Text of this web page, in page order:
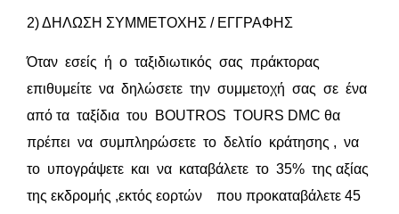
2) ΔΗΛΩΣΗ ΣΥΜΜΕΤΟΧΗΣ / ΕΓΓΡΑΦΗΣ
Όταν εσείς ή ο ταξιδιωτικός σας πράκτορας
επιθυμείτε να δηλώσετε την συμμετοχή σας σε ένα
από τα ταξίδια του BOUTROS TOURS DMC θα
πρέπει να συμπληρώσετε το δελτίο κράτησης , να
το υπογράψετε και να καταβάλετε το 35% της αξίας
της εκδρομής ,εκτός εορτών που προκαταβάλετε 45